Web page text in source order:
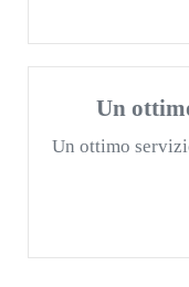
Un
Un ottimo